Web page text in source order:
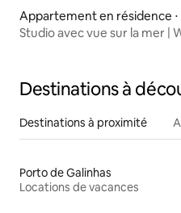
Appartement en résidence ⋅
Studio avec vue sur la mer |
Destinations à
Destinations à proximité
Porto de Galinhas
Locations de vacances